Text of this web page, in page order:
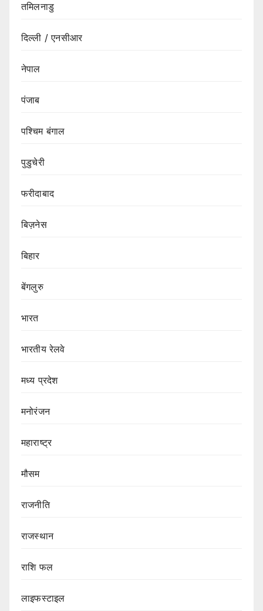
तमिलनाडु
दिल्ली / एनसीआर
नेपाल
पंजाब
पश्चिम बंगाल
पुडुचेरी
फरीदाबाद
बिज़नेस
बिहार
बेंगलुरु
भारत
भारतीय रेलवे
मध्य प्रदेश
मनोरंजन
महाराष्ट्र
मौसम
राजनीति
राजस्थान
राशि फल
लाइफस्टाइल